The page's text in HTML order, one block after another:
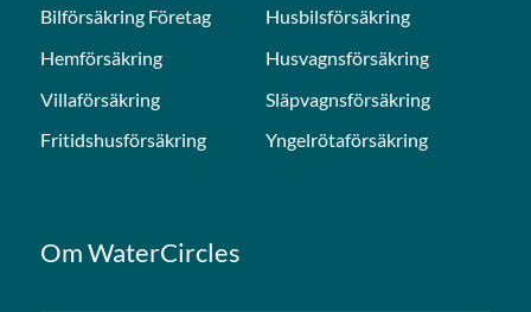
Bilförsäkring Företag
Hemförsäkring
Villaförsäkring
Fritidshusförsäkring
Husbilsförsäkring
Husvagnsförsäkring
Släpvagnsförsäkring
Yngelrötaförsäkring
Om WaterCircles